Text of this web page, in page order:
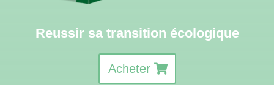
Reussir sa transition écologique
Acheter